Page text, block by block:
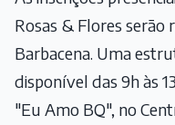
Rosas & Flores serão
Barbacena. Uma
disponível das 9h às
"Eu Amo BQ", no